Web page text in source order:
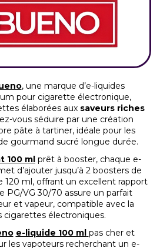
, une marque d’e-liquides
pour cigarette électronique,
élaborées aux saveurs riches
vous séduire par une création
pâte à tartiner, idéale pour les
gourmand sucré longue durée.
100 ml prêt à booster, chaque e-
d’ajouter jusqu’à 2 boosters de
ml, offrant un excellent rapport
PG/VG 30/70 assure un parfait
et vapeur, compatible avec la
cigarettes électroniques.
e-liquide 100 ml pas cher et
les vapoteurs recherchant un e-